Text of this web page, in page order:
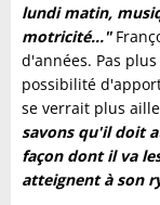
lundi matin,
motricité..."
d'années. Pas
possibilité
se verrait plus
savons qu'il doit
façon dont il va
atteignent à son